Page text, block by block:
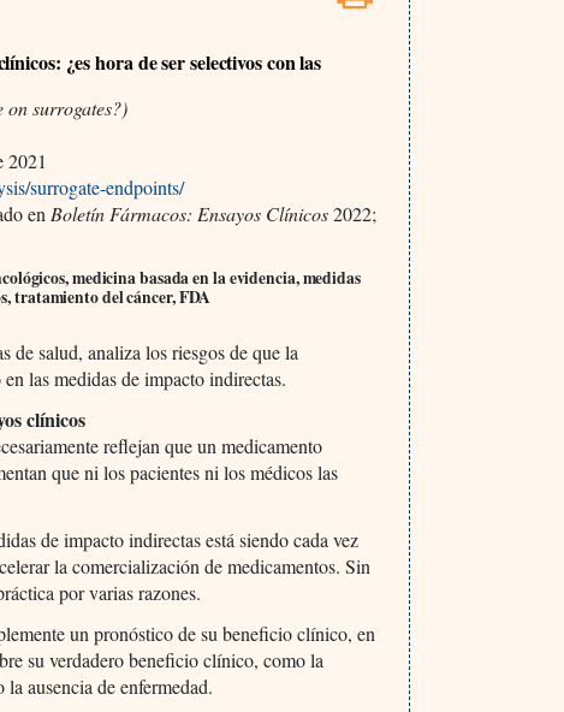
¿es hora de ser selectivos con las
on surrogates?)
2021
surrogate-endpoints/
enBoletín Fármacos: Ensayos Clínicos2022;
medicina basada en la evidencia, medidas
tratamiento del cáncer, FDA
salud, analiza los riesgos de que la
las medidas de impacto indirectas.
clínicos
reflejan que un medicamento
que ni los pacientes ni los médicos las
de impacto indirectas está siendo cada vez
la comercialización de medicamentos. Sin
por varias razones.
un pronóstico de su beneficio clínico, en
su verdadero beneficio clínico, como la
ausencia de enfermedad.